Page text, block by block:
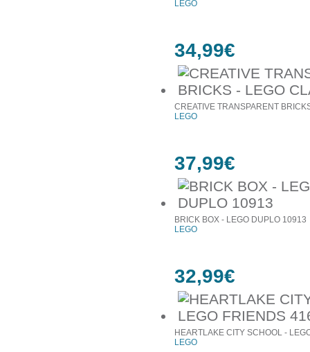
LEGO
34,99€
CREATIVE TRANSPARENT
LEGO
37,99€
BRICK BOX - LEGO DUPLO 10913
LEGO
32,99€
HEARTLAKE CITY SCHOOL -
LEGO